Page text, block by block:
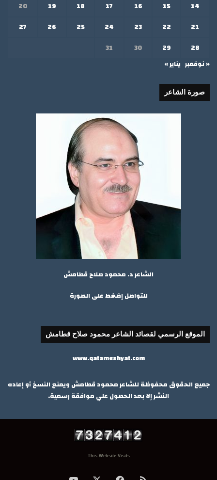
14
15
16
17
18
19
20
21
22
23
24
25
26
27
28
29
30
31
« نوفمبر يناير »
صورة الشاعر
الشاعر د. محمود صلاح قطامش
للتواصل إضغط على الصورة
الموقع الرسمي لقصائد الشاعر محمود صلاح قطامش
www.qatameshyat.com
جميع الحقوق محفوظة للشاعر محمود قطامش ويمنع النسخ أو إعاده
النشر إلا بعد الحصول علي موافقة رسمية.
This Website Visits